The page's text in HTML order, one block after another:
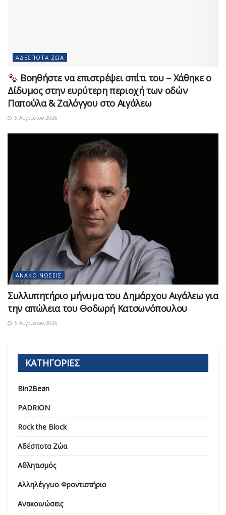
ΑΔΈΣΠΟΤΑ ΖΏΑ
Βοηθήστε να επιστρέψει σπίτι του – Χάθηκε ο
Δίδυμος στην ευρύτερη περιοχή των οδών
Παπούλα & Ζαλόγγου στο Αιγάλεω
5 Αυγούστου 2026
ΑΝΑΚΟΙΝΏΣΕΙΣ
Συλλυπητήριο μήνυμα του Δημάρχου Αιγάλεω για
την απώλεια του Θοδωρή Κατσωνόπουλου
5 Αυγούστου 2026
ΚΑΤΗΓΟΡΙΕΣ
Bin2Bean
PADRION
Rock the Block
Αδέσποτα Ζώα
Αθλητισμός
Αλληλέγγυο Φροντιστήριο
Ανακοινώσεις